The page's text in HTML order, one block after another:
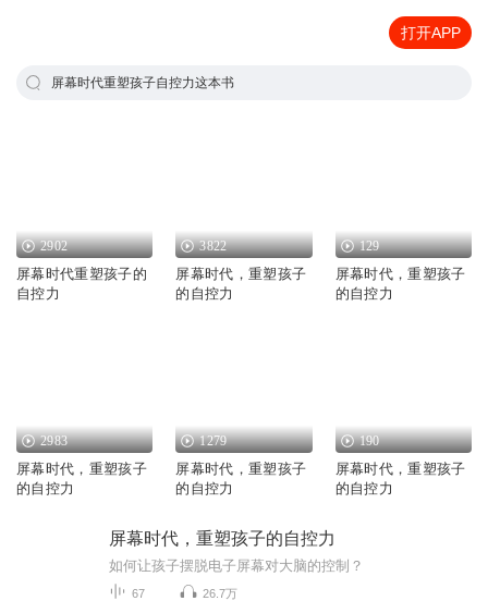
打开APP
屏幕时代重塑孩子自控力这本书
2902
屏幕时代重塑孩子的
自控力
3822
屏幕时代，重塑孩子
的自控力
129
屏幕时代，重塑孩子
的自控力
2983
屏幕时代，重塑孩子
的自控力
1279
屏幕时代，重塑孩子
的自控力
190
屏幕时代，重塑孩子
的自控力
屏幕时代，重塑孩子的自控力
如何让孩子摆脱电子屏幕对大脑的控制？
67 26.7万